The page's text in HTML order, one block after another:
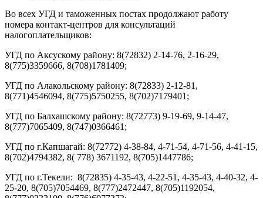
Во всех УГД и таможенных постах продолжают работу
номера контакт-центров для консультаций
налогоплательщиков:
УГД по Аксускому району: 8(72832) 2-14-76, 2-16-29,
8(775)3359666, 8(708)1781409;
УГД по Алакольскому району: 8(72833) 2-12-81,
8(771)4546094, 8(775)5750255, 8(702)7179401;
УГД по Балхашскому району: 8(72773) 9-19-69, 9-14-47,
8(777)7065409, 8(747)0366461;
УГД по г.Капшагай: 8(72772) 4-38-84, 4-71-54, 4-71-56, 4-41-15,
8(702)4794382, 8( 778) 3671192, 8(705)1447786;
УГД по г.Текели: 8(72835) 4-35-43, 4-22-51, 4-35-43, 4-40-32, 4-
25-20, 8(705)7054469, 8(777)2472447, 8(705)1192054,